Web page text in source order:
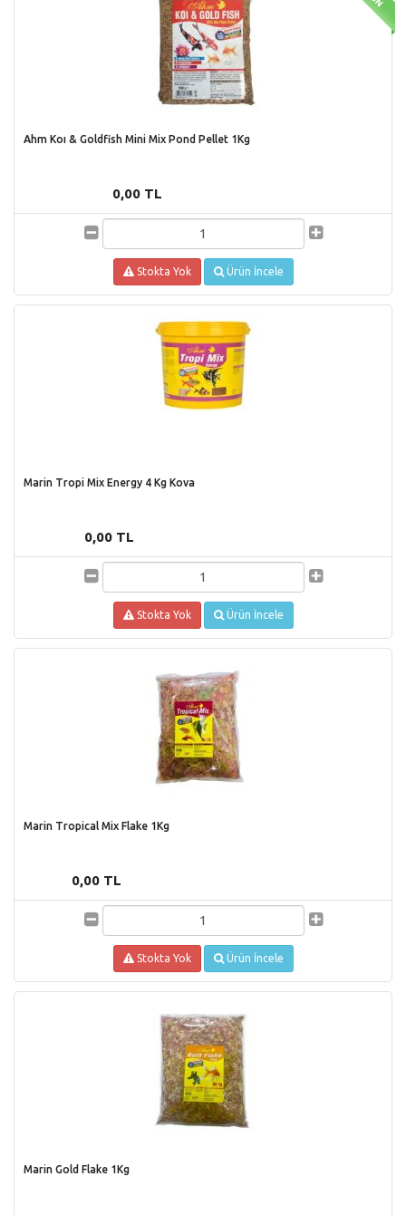
Ahm Koı & Goldfish Mini Mix Pond Pellet 1Kg
0,00 TL
Stokta Yok Ürün İncele
Marin Tropi Mix Energy 4 Kg Kova
0,00 TL
Stokta Yok Ürün İncele
Marin Tropical Mix Flake 1Kg
0,00 TL
Stokta Yok Ürün İncele
Marin Gold Flake 1Kg